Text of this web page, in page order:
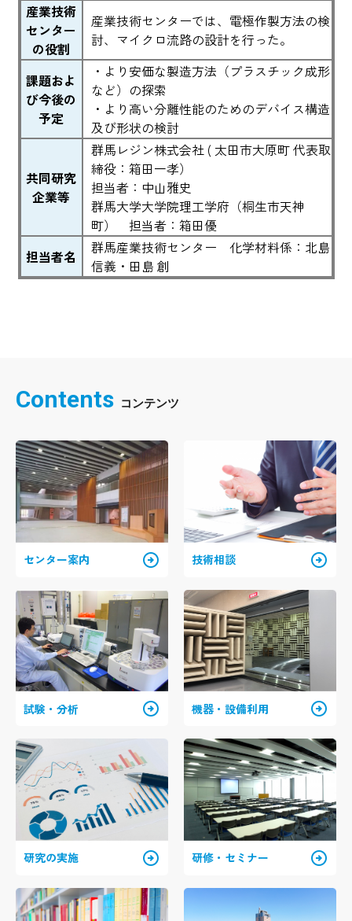
産業技術
センター
の役割
産業技術センターでは、電極作製方法の検
討、マイクロ流路の設計を行った。
課題およ
び今後の
予定
・より安価な製造方法（プラスチック成形
など）の探索
・より高い分離性能のためのデバイス構造
及び形状の検討
共同研究
企業等
群馬レジン株式会社 ( 太田市大原町 代表取
締役：箱田一孝）
担当者：中山雅史
群馬大学大学院理工学府（桐生市天神
町） 担当者：箱田優
担当者名
群馬産業技術センター 化学材料係：北島
信義・田島 創
Contents
センター案内 arrow_circle_right 技術相談 arrow_circle_right
試験・分析 arrow_circle_right 機器・設備利用 arrow_circle_right
研究の実施 arrow_circle_right 研修・セミナー arrow_circle_right